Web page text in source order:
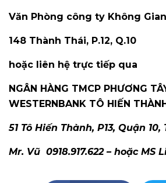
Văn Phòng công ty Không
148 Thành Thái, P.12, Q.10
hoặc liên hệ trực tiếp qua
NGÂN HÀNG TMCP PHƯƠNG
WESTERNBANK TÔ HIẾN
51 Tô Hiến Thành, P13, Quận 10,
Mr. Vũ 0918.917.622 – hoặc MS